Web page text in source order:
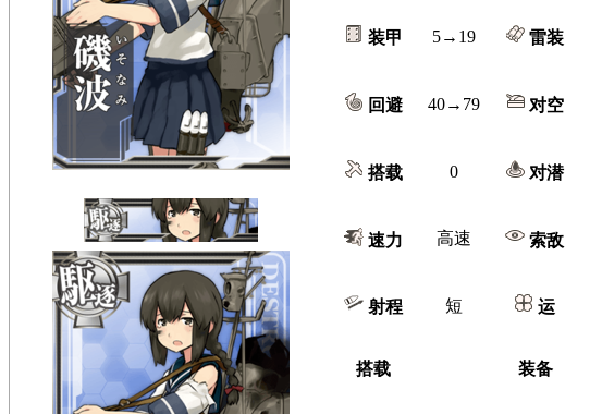
装甲 5→19 雷装
回避 40→79 对空
搭载 0 对潜
速力 高速 索敌
射程 短 运
搭载 装备